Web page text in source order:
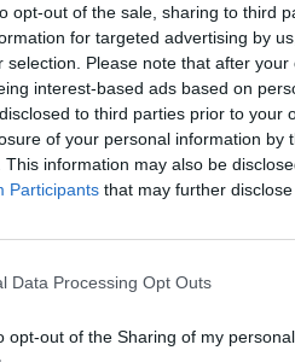
opt-out of the sale, sharing to third
for targeted advertising by
selection. Please note that after
interest-based ads based on
to third parties prior to your
of your personal information by
This information may also be
Participants that may further
Data Processing Opt Outs
opt-out of the Sharing of my personal
cet environnement difficile,
près d’un tiers au deuxième
succès économique repose
compagnies aériennes. Grâce à
que sur le terrain, nous
pour les six premiers mois
performances en termes de
amélioré la satisfaction de
grâce à la réduction des
2025. Il est également
contribue déjà au succès
pour accroître notre efficacité,